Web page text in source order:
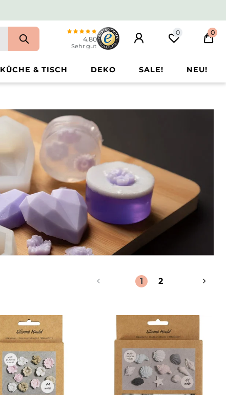
4.80
Sehr gut
0 0
KÜCHE & TISCH DEKO SALE! NEU!
1 2